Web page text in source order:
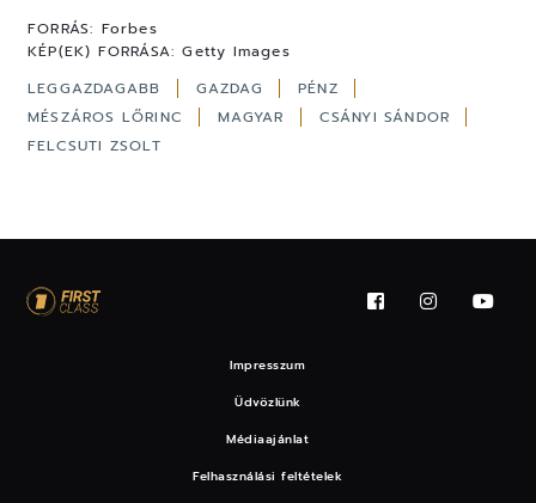
FORRÁS: Forbes
KÉP(EK) FORRÁSA: Getty Images
LEGGAZDAGABB
GAZDAG
PÉNZ
MÉSZÁROS LŐRINC
MAGYAR
CSÁNYI SÁNDOR
FELCSUTI ZSOLT
Impresszum
Üdvözlünk
Médiaajánlat
Felhasználási feltételek